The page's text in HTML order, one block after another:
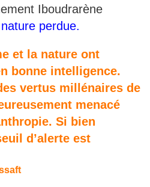
Iboudrarène
perdue.
et la nature ont
bonne intelligence.
vertus millénaires de
menacé
Si bien
d’alerte est